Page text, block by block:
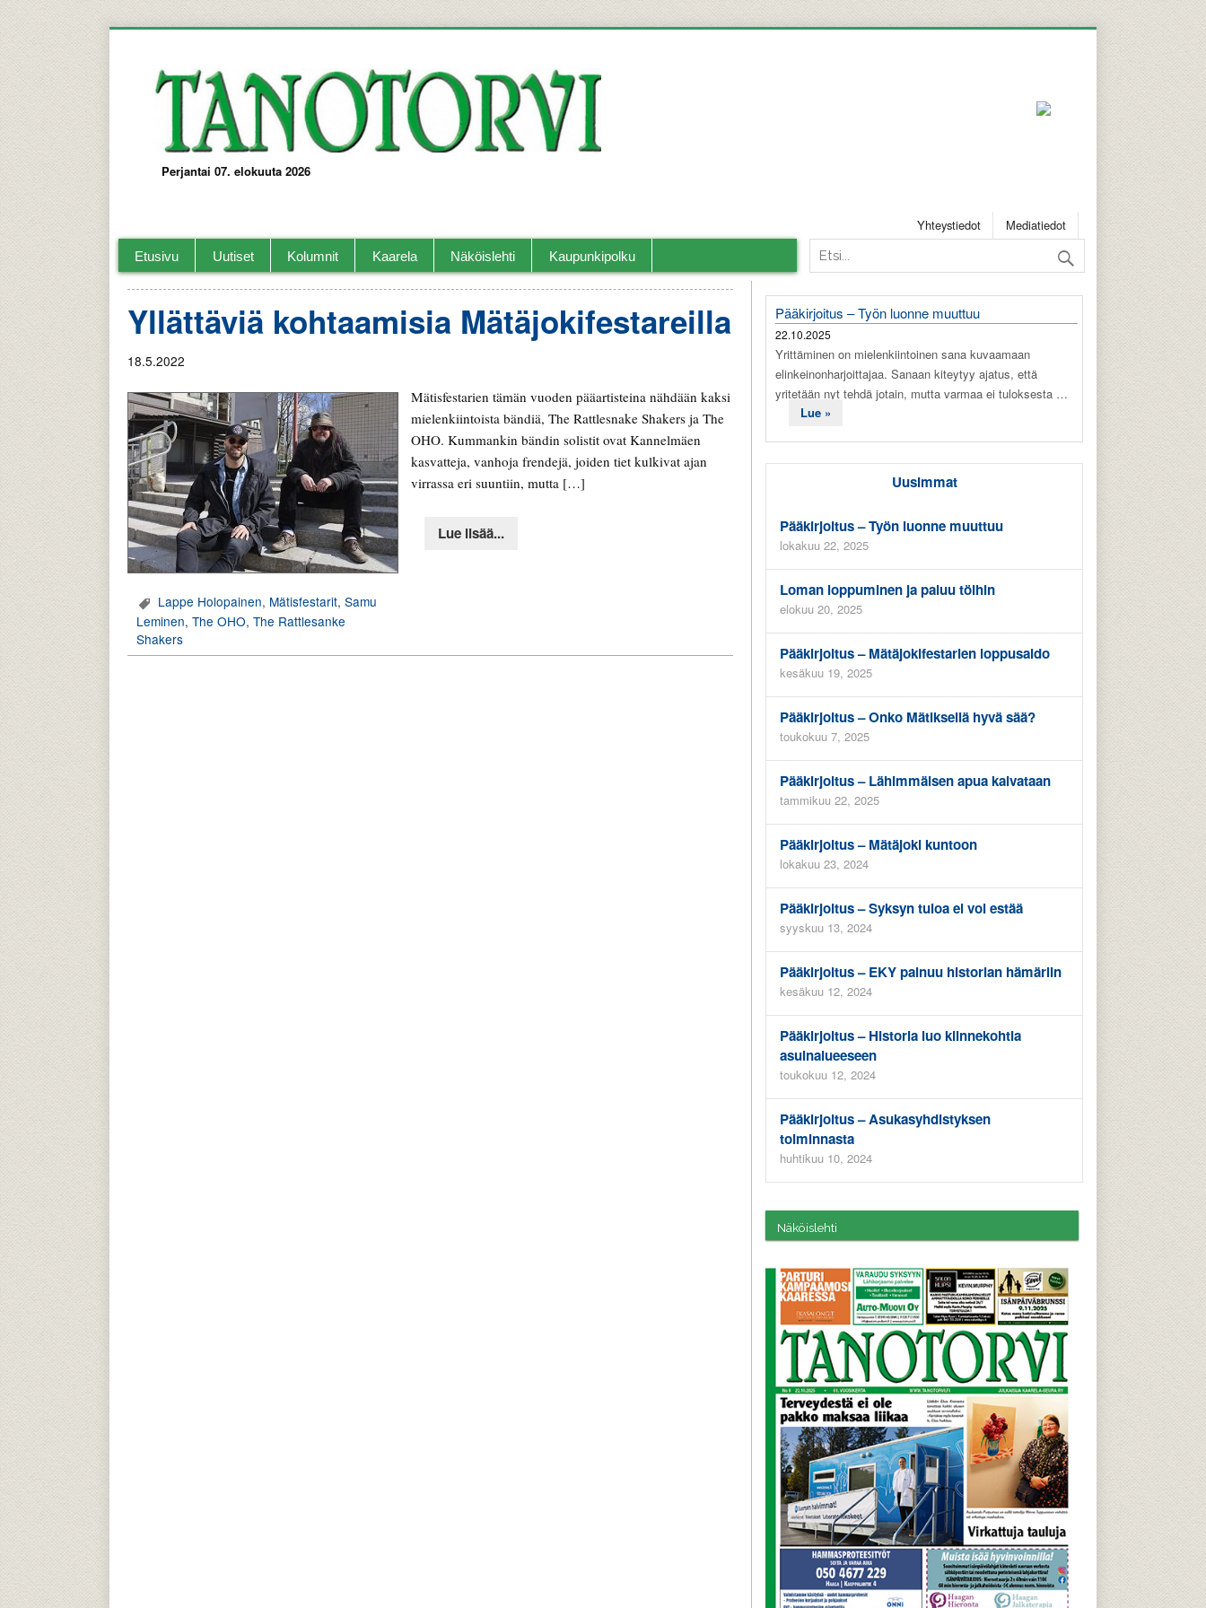
Perjantai 07. elokuuta 2026
Yhteystiedot Mediatiedot
Etusivu Uutiset Kolumnit Kaarela Näköislehti Kaupunkipolku
Yllättäviä kohtaamisia Mätäjokifestareilla
18.5.2022
Mätisfestarien tämän vuoden pääartisteina nähdään kaksi
mielenkiintoista bändiä, The Rattlesnake Shakers ja The
OHO. Kummankin bändin solistit ovat Kannelmäen
kasvatteja, vanhoja frendejä, joiden tiet kulkivat ajan
virrassa eri suuntiin, mutta […]
Lue lisää...
Lappe Holopainen, Mätisfestarit, Samu
Leminen, The OHO, The Rattlesanke
Shakers
Pääkirjoitus – Työn luonne muuttuu
22.10.2025
Yrittäminen on mielenkiintoinen sana kuvaamaan
elinkeinonharjoittajaa. Sanaan kiteytyy ajatus, että
yritetään nyt tehdä jotain, mutta varmaa ei tuloksesta …
Lue »
Uusimmat
Pääkirjoitus – Työn luonne muuttuu
lokakuu 22, 2025
Loman loppuminen ja paluu töihin
elokuu 20, 2025
Pääkirjoitus – Mätäjokifestarien loppusaldo
kesäkuu 19, 2025
Pääkirjoitus – Onko Mätiksellä hyvä sää?
toukokuu 7, 2025
Pääkirjoitus – Lähimmäisen apua kaivataan
tammikuu 22, 2025
Pääkirjoitus – Mätäjoki kuntoon
lokakuu 23, 2024
Pääkirjoitus – Syksyn tuloa ei voi estää
syyskuu 13, 2024
Pääkirjoitus – EKY painuu historian hämäriin
kesäkuu 12, 2024
Pääkirjoitus – Historia luo kiinnekohtia
asuinalueeseen
toukokuu 12, 2024
Pääkirjoitus – Asukasyhdistyksen
toiminnasta
huhtikuu 10, 2024
Näköislehti